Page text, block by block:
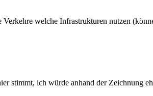
welche Infrastrukturen nutzen
stimmt, ich würde anhand der Zeichnung